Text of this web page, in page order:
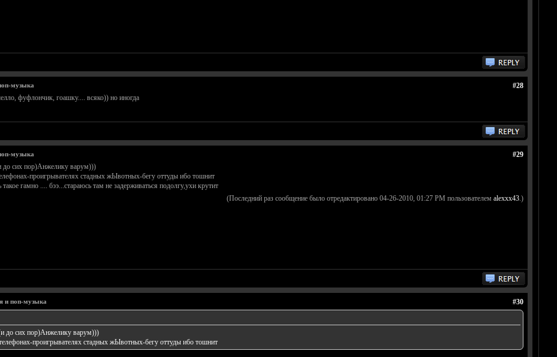
#28
музыка
фуфлончик, гоашку.... всяко)) но иногда
#29
музыка
до сих пор)Анжелику варум)))
проигрывателях стадных жЫвотных-бегу оттуды ибо тошнит
гамно .... бээ...стараюсь там не задерживаться подолгу,ухи крутит
(Последний раз сообщение было отредактировано 04-26-2010, 01:27 PM пользователем alexxx43.)
#30
и поп-музыка
до сих пор)Анжелику варум)))
проигрывателях стадных жЫвотных-бегу оттуды ибо тошнит